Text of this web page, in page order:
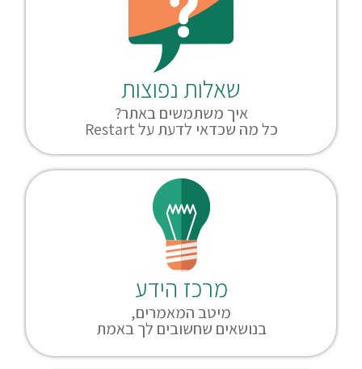
שאלות נפוצות
איך משתמשים באתר?
כל מה שכדאי לדעת על Restart
מרכז הידע
מיטב המאמרים,
בנושאים שחשובים לך באמת